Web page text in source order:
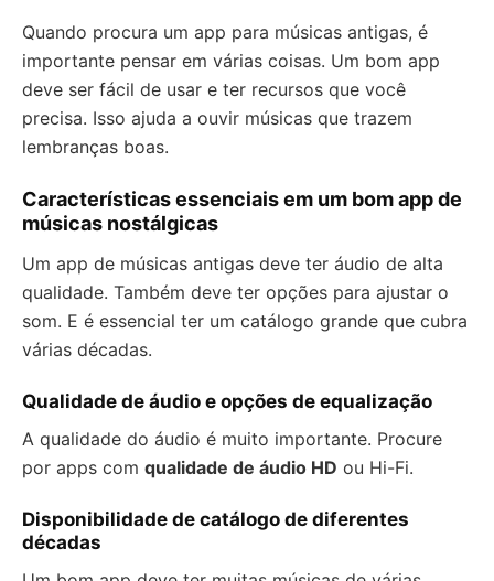
Quando procura um app para músicas antigas, é
importante pensar em várias coisas. Um bom app
deve ser fácil de usar e ter recursos que você
precisa. Isso ajuda a ouvir músicas que trazem
lembranças boas.
Características essenciais em um bom app de
músicas nostálgicas
Um app de músicas antigas deve ter áudio de alta
qualidade. Também deve ter opções para ajustar o
som. E é essencial ter um catálogo grande que cubra
várias décadas.
Qualidade de áudio e opções de equalização
A qualidade do áudio é muito importante. Procure
por apps com qualidade de áudio HD ou Hi-Fi.
Disponibilidade de catálogo de diferentes
décadas